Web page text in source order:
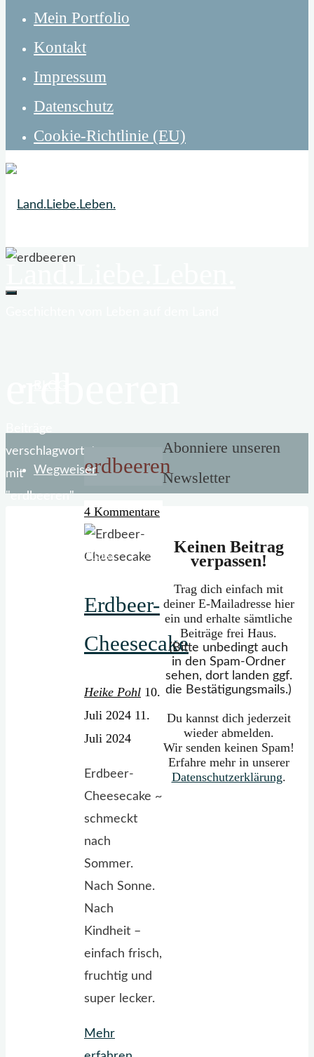
Mein Portfolio
Kontakt
Impressum
Datenschutz
Cookie-Richtlinie (EU)
Wegweiser
Mein Portfolio
verschlagwortet
mit
"erdbeeren"
erdbeeren
4 Kommentare
Erdbeer-
Cheesecake
Heike Pohl 10.
Juli 2024 11.
Juli 2024
Erdbeer-
Cheesecake ~
schmeckt
nach
Sommer.
Nach Sonne.
Nach
Kindheit –
einfach frisch,
fruchtig und
super lecker.
Mehr
Abonniere unseren
Newsletter
Keinen Beitrag
verpassen!
Trag dich einfach mit
deiner E-Mailadresse hier
ein und erhalte sämtliche
Beiträge frei Haus.
(Bitte unbedingt auch
in den Spam-Ordner
sehen, dort landen ggf.
die Bestätigungsmails.)
Du kannst dich jederzeit
wieder abmelden.
Wir senden keinen Spam!
Erfahre mehr in unserer
Datenschutzerklärung.